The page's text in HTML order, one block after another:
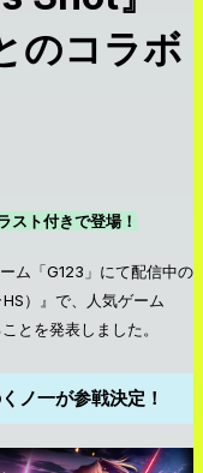
のコラボ
スト付きで登場！
ム「G123」にて配信中の
）』で、人気ゲーム
とを発表しました。
ノ一が参戦決定！